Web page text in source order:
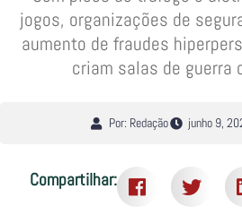
jogos, organizações de
aumento de fraudes
criam salas de guerra
Por: Redação junho 9,
Compartilhar: